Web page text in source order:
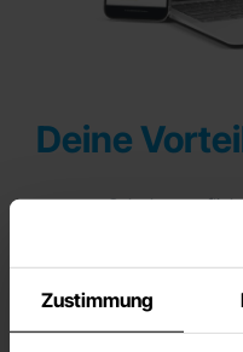
Zustimmung
Deine
✔️
✔️ Lernen im
✔️ 24 kompakte
✔️ Risiken